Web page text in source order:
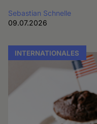
Sebastian Schnelle
09.07.2026
INTERNATIONALES